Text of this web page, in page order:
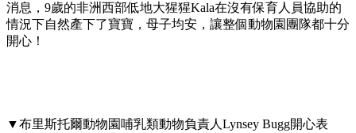
消息，9歲的非洲西部低地大猩猩Kala在沒有保育人員協助的
情況下自然產下了寶寶，母子均安，讓整個動物園團隊都十分
開心！
▼布里斯托爾動物園哺乳類動物負責人Lynsey Bugg開心表